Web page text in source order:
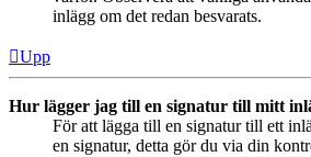
inlägg om det redan besvarats.
Upp
Hur lägger jag till en signatur till mitt
För att lägga till en signatur till ett
en signatur, detta gör du via din